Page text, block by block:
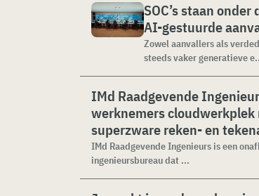
SOC’s staan onder
AI-gestuurde
Zowel aanvallers als
steeds vaker generatieve
IMd Raadgevende
werknemers cloudwerkplek
superzware reken- en
IMd Raadgevende Ingenieurs is een
ingenieursbureau dat ...